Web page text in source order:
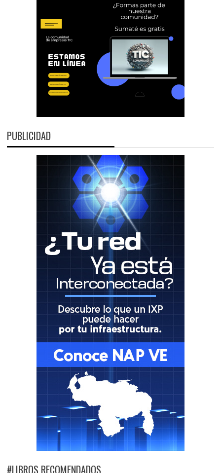
PUBLICIDAD
#LIBROS RECOMENDADOS